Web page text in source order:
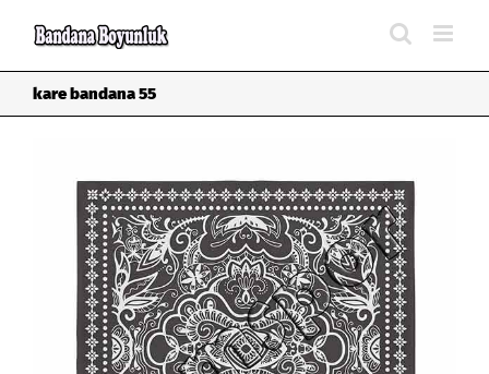
kare bandana 55